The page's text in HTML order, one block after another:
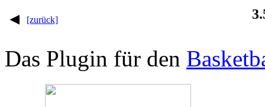
[zurück]
Das Plugin für den